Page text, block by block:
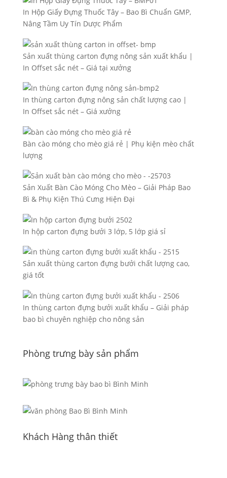
In Hộp Giấy Đựng Thuốc Tây – Bao Bì Chuẩn GMP,
Nâng Tầm Uy Tín Dược Phẩm
Sản xuất thùng carton đựng nông sản xuất khẩu |
In Offset sắc nét – Giá tại xưởng
In thùng carton đựng nông sản chất lượng cao |
In Offset sắc nét – Giá xưởng
Bàn cào móng cho mèo giá rẻ | Phụ kiện mèo chất
lượng
Sản Xuất Bàn Cào Móng Cho Mèo – Giải Pháp Bao
Bì & Phụ Kiện Thú Cưng Hiện Đại
In hộp carton đựng bưởi 3 lớp, 5 lớp giá sỉ
Sản xuất thùng carton đựng bưởi chất lượng cao,
giá tốt
In thùng carton đựng bưởi xuất khẩu – Giải pháp
bao bì chuyên nghiệp cho nông sản
Phòng trưng bày sản phẩm
Khách Hàng thân thiết